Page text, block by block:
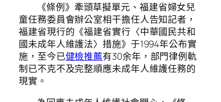
《條例》牽頭草擬單元、福建省婦女兒
童任務委員會辦公室相干擔任人告知記者，
福建省現行的《福建省實行〈中華國民共和
國未成年人維護法〉措施》于1994年公布實
施，至今已健檢推薦有30余年，部門律例軌
制已不克不及完整順應未成年人維護任務的
現實。